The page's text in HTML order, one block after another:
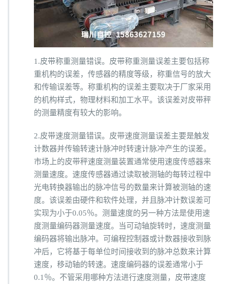
1.皮带称重测量错误。皮带称重测量误差主要包括称
重机构的误差，传感器的精度等级，称重信号的放大
和传输误差等。称重机构的误差主要取决于厂家采用
的机构样式，物理材料和加工水平。该误差对皮带秤
的测量精度有较大的影响。
2.皮带速度测量错误。皮带速度测量误差主要是触发
计数器并传输转速计脉冲时转速计脉冲产生的误差。
市场上的皮带秤速度测量装置通常使用速度传感器来
测量速度。速度传感器通过读取被测轴的每转过程中
光电转换器输出的脉冲信号的数量来计算被测轴的速
度。该误差由硬件和软件处理，并且脉冲计数误差可
实现为小于0.05％。测量速度的另一种方法是使用速
度测量编码器测量速度。当可动轴旋转时，速度测量
编码器将输出脉冲。可编程控制器或计数器接收到脉
冲后，它将基于每单位时间接收到的脉冲总数来计算
速度，移动轴的转速。速度编码器的误差通常小于
0.1％。不管采用哪种方法进行速度测量，皮带速度